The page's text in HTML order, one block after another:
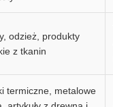
odzież, produkty
z tkanin
termiczne, metalowe